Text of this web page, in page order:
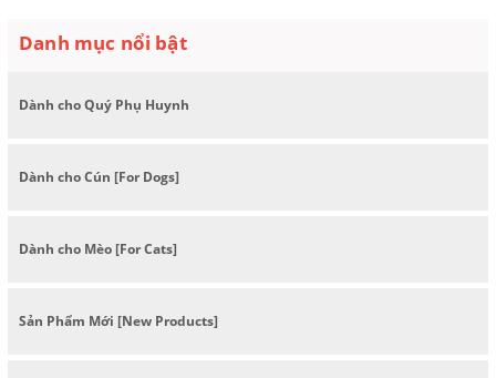
Danh mục nổi bật
Dành cho Quý Phụ Huynh
Dành cho Cún [For Dogs]
Dành cho Mèo [For Cats]
Sản Phẩm Mới [New Products]